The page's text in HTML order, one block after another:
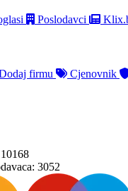
Poslodavci
firmu Cjenovnik
10168
3052